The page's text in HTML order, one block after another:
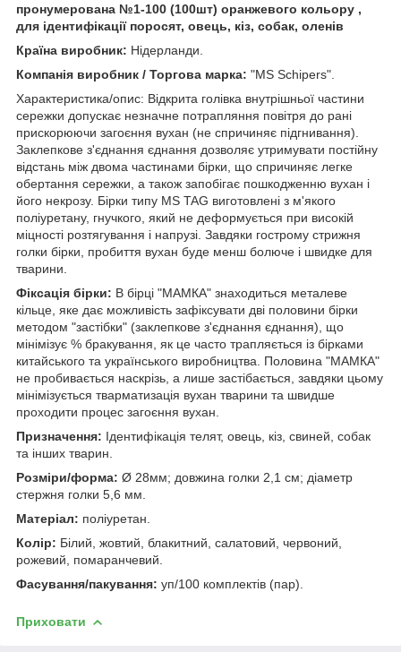
пронумерована №1-100 (100шт) оранжевого кольору ,
для ідентифікації поросят, овець, кіз, собак, оленів
Країна виробник: Нідерланди.
Компанія виробник / Торгова марка: "MS Schipers".
Характеристика/опис: Відкрита голівка внутрішньої частини
сережки допускає незначне потрапляння повітря до рані
прискорюючи загоєння вухан (не спричиняє підгнивання).
Заклепкове з'єднання єднання дозволяє утримувати постійну
відстань між двома частинами бірки, що спричиняє легке
обертання сережки, а також запобігає пошкодженню вухан і
його некрозу. Бірки типу МЅ TAG виготовлені з м'якого
поліуретану, гнучкого, який не деформується при високій
міцності розтягування і напрузі. Завдяки гострому стрижня
голки бірки, пробиття вухан буде менш болюче і швидке для
тварини.
Фіксація бірки: В бірці "МАМКА" знаходиться металеве
кільце, яке дає можливість зафіксувати дві половини бірки
методом "застібки" (заклепкове з'єднання єднання), що
мінімізує % бракування, як це часто трапляється із бірками
китайського та українського виробництва. Половина "МАМКА"
не пробивається наскрізь, а лише застібається, завдяки цьому
мінімізується тварматизація вухан тварини та швидше
проходити процес загоєння вухан.
Призначення: Ідентифікація телят, овець, кіз, свиней, собак
та інших тварин.
Розміри/форма: Ø 28мм; довжина голки 2,1 см; діаметр
стержня голки 5,6 мм.
Матеріал: поліуретан.
Колір: Білий, жовтий, блакитний, салатовий, червоний,
рожевий, помаранчевий.
Фасування/пакування: уп/100 комплектів (пар).
Приховати